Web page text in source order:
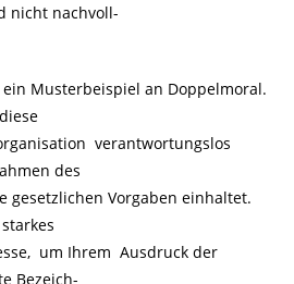
nicht nachvoll-
ein Musterbeispiel an Doppelmoral.
verantwortungslos
des
gesetzlichen Vorgaben einhaltet.
um Ihrem Ausdruck der
Bezeich-